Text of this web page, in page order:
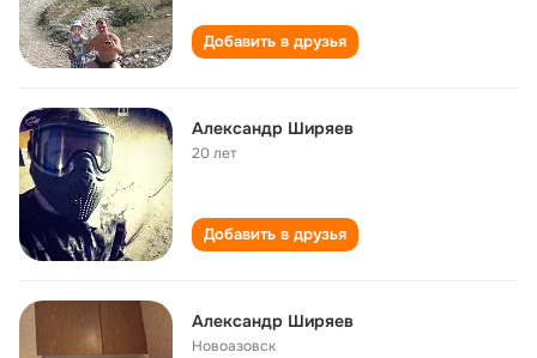
Добавить в друзья
Александр Ширяев
20 лет
Добавить в друзья
Александр Ширяев
Новоазовск